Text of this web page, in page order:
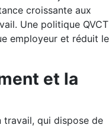
croissante aux
Une politique QVCT
employeur et réduit le
et la
travail, qui dispose de